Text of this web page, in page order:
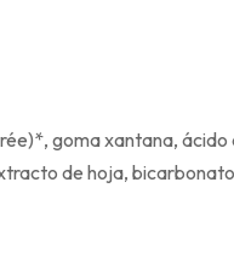
goma xantana,
de hoja,